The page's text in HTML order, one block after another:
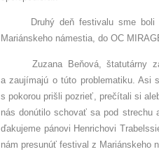
Druhý deň festivalu sme boli
Mariánskeho námestia, do OC
Zuzana Beňová, štatutárny
a zaujímajú o túto problematiku. Asi
s pokorou prišli pozrieť, prečítali si
nás donútilo schovať sa pod
ďakujeme pánovi Henrichovi
nám presunúť festival z Mariánskeho